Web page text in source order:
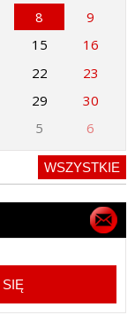
8
9
15
16
22
23
29
30
5 6
WSZYSTKIE